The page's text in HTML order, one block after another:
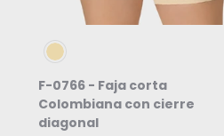
F-0766 - Faja corta
Colombiana con cierre
diagonal